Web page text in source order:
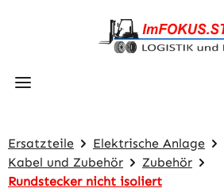
Zum Hauptinhalt springen
Ersatzteile Elektrische Anlage
Kabel und Zubehör
Zubehör
Rundstecker nicht isoliert